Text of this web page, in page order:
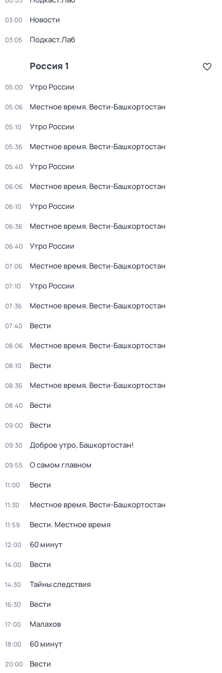
03:00 Новости
03:05 Подкаст.Лаб
Россия 1
05:00 Утро России
05:06 Местное время. Вести-Башкортостан
05:10 Утро России
05:36 Местное время. Вести-Башкортостан
05:40 Утро России
06:06 Местное время. Вести-Башкортостан
06:10 Утро России
06:36 Местное время. Вести-Башкортостан
06:40 Утро России
07:06 Местное время. Вести-Башкортостан
07:10 Утро России
07:36 Местное время. Вести-Башкортостан
07:40 Вести
08:06 Местное время. Вести-Башкортостан
08:10 Вести
08:36 Местное время. Вести-Башкортостан
08:40 Вести
09:00 Вести
09:30 Доброе утро, Башкортостан!
09:55 О самом главном
11:00 Вести
11:30 Местное время. Вести-Башкортостан
11:59 Вести. Местное время
12:00 60 минут
14:00 Вести
14:30 Тайны следствия
16:30 Вести
17:00 Малахов
18:00 60 минут
20:00 Вести